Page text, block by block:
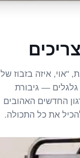
"אוי, איזה בזבוז של
— גיבורת
החדשים האהובים
את כל התכולה.